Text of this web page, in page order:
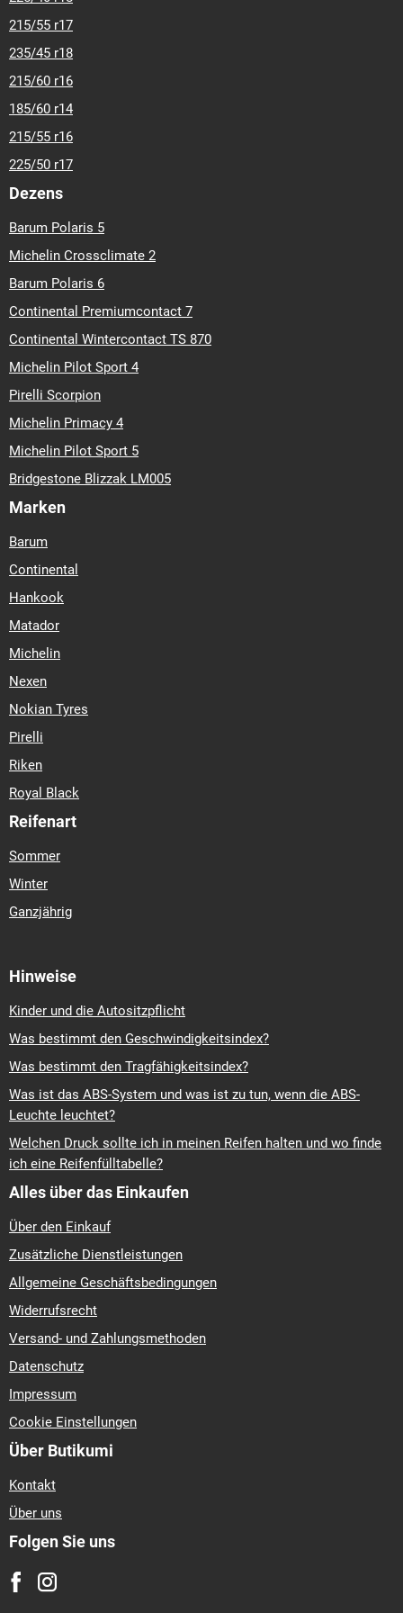
215/55 r17
235/45 r18
215/60 r16
185/60 r14
215/55 r16
225/50 r17
Dezens
Barum Polaris 5
Michelin Crossclimate 2
Barum Polaris 6
Continental Premiumcontact 7
Continental Wintercontact TS 870
Michelin Pilot Sport 4
Pirelli Scorpion
Michelin Primacy 4
Michelin Pilot Sport 5
Bridgestone Blizzak LM005
Marken
Barum
Continental
Hankook
Matador
Michelin
Nexen
Nokian Tyres
Pirelli
Riken
Royal Black
Reifenart
Sommer
Winter
Ganzjährig
Hinweise
Kinder und die Autositzpflicht
Was bestimmt den Geschwindigkeitsindex?
Was bestimmt den Tragfähigkeitsindex?
Was ist das ABS-System und was ist zu tun, wenn die ABS-
Leuchte leuchtet?
Welchen Druck sollte ich in meinen Reifen halten und wo finde
ich eine Reifenfülltabelle?
Alles über das Einkaufen
Über den Einkauf
Zusätzliche Dienstleistungen
Allgemeine Geschäftsbedingungen
Widerrufsrecht
Versand- und Zahlungsmethoden
Datenschutz
Impressum
Cookie Einstellungen
Über Butikumi
Kontakt
Über uns
Folgen Sie uns